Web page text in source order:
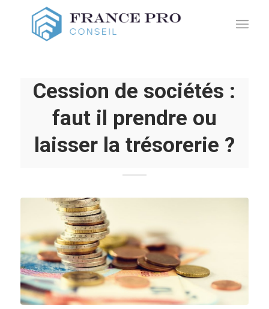
Cession de sociétés :
faut il prendre ou
laisser la trésorerie ?